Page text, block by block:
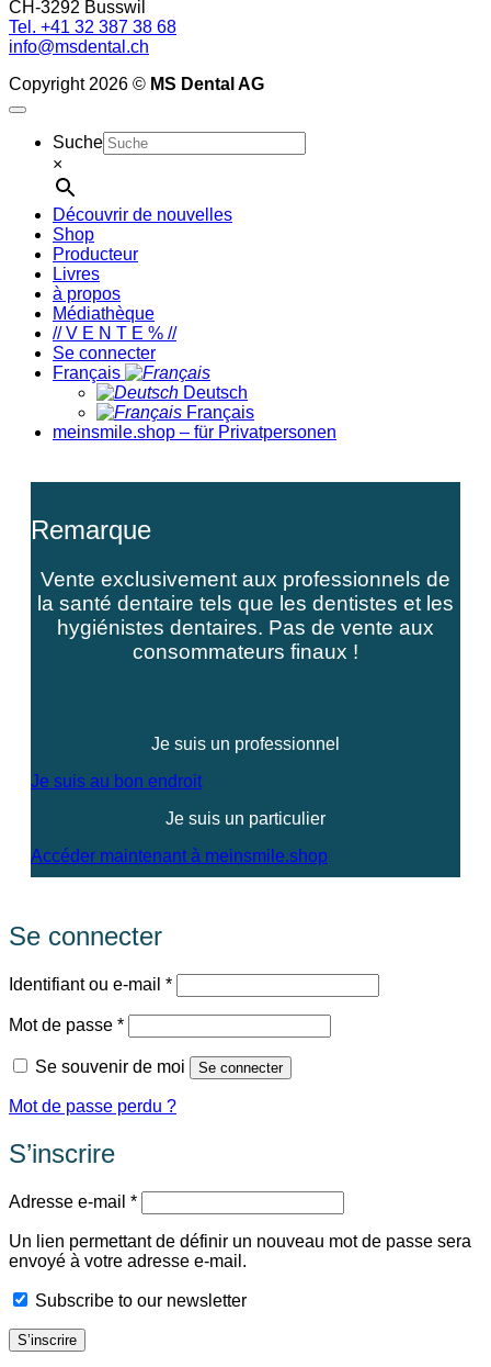
CH-3292 Busswil
Tel. +41 32 387 38 68
info@msdental.ch
Copyright 2026 © MS Dental AG
Suche
×
Découvrir de nouvelles
Shop
Producteur
Livres
à propos
Médiathèque
// V E N T E % //
Se connecter
Français
Deutsch
Français
meinsmile.shop – für Privatpersonen
Remarque
Vente exclusivement aux professionnels de
la santé dentaire tels que les dentistes et les
hygiénistes dentaires. Pas de vente aux
consommateurs finaux !
Je suis un professionnel
Je suis au bon endroit
Je suis un particulier
Accéder maintenant à meinsmile.shop
Se connecter
Identifiant ou e-mail *Obligatoire
Mot de passe *Obligatoire
Se souvenir de moi Se connecter
Mot de passe perdu ?
S’inscrire
Adresse e-mail *Obligatoire
Un lien permettant de définir un nouveau mot de passe sera
envoyé à votre adresse e-mail.
Subscribe to our newsletter
S’inscrire